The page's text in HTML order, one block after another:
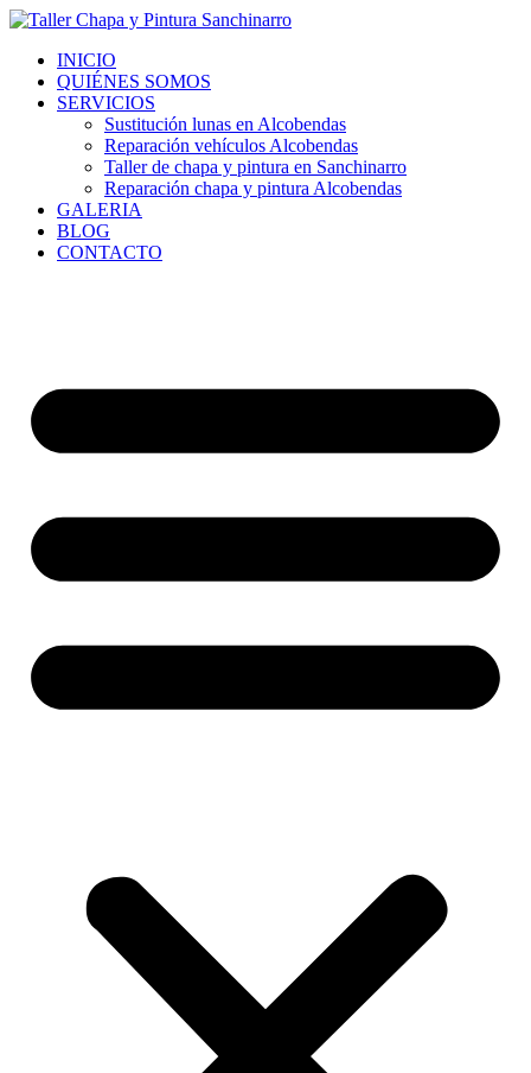
Ir
contenidoINICIO
QUIÉNES SOMOS
SERVICIOS
Sustitución lunas en Alcobendas
Reparación vehículos Alcobendas
Taller de chapa y pintura en Sanchinarro
Reparación chapa y pintura Alcobendas
GALERIA
BLOG
CONTACTO